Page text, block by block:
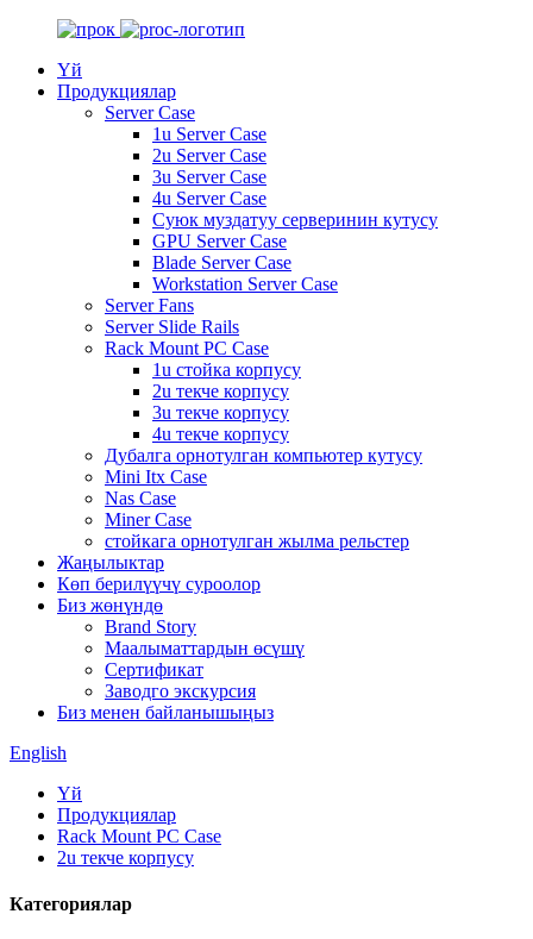
Үй
Продукциялар
Server Case
1u Server Case
2u Server Case
3u Server Case
4u Server Case
Суюк муздатуу серверинин кутусу
GPU Server Case
Blade Server Case
Workstation Server Case
Server Fans
Server Slide Rails
Rack Mount PC Case
1u стойка корпусу
2u текче корпусу
3u текче корпусу
4u текче корпусу
Дубалга орнотулган компьютер кутусу
Mini Itx Case
Nas Case
Miner Case
стойкага орнотулган жылма рельстер
Жаңылыктар
Көп берилүүчү суроолор
Биз жөнүндө
Brand Story
Маалыматтардын өсүшү
Сертификат
Заводго экскурсия
Биз менен байланышыңыз
English
Үй
Продукциялар
Rack Mount PC Case
2u текче корпусу
Категориялар